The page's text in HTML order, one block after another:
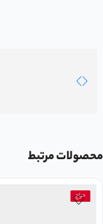
محصولات مرتبط
حراج